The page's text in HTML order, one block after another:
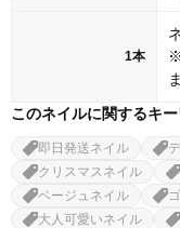
1本
※
このネイルに関するキ
即日発送ネイル
クリスマスネイル
ベージュネイル
大人可愛いネイル